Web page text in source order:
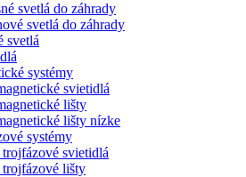
svetlá do záhrady
svetlá do záhrady
svetlá
systémy
svietidlá
lišty
lišty nízke
systémy
svietidlá
lišty